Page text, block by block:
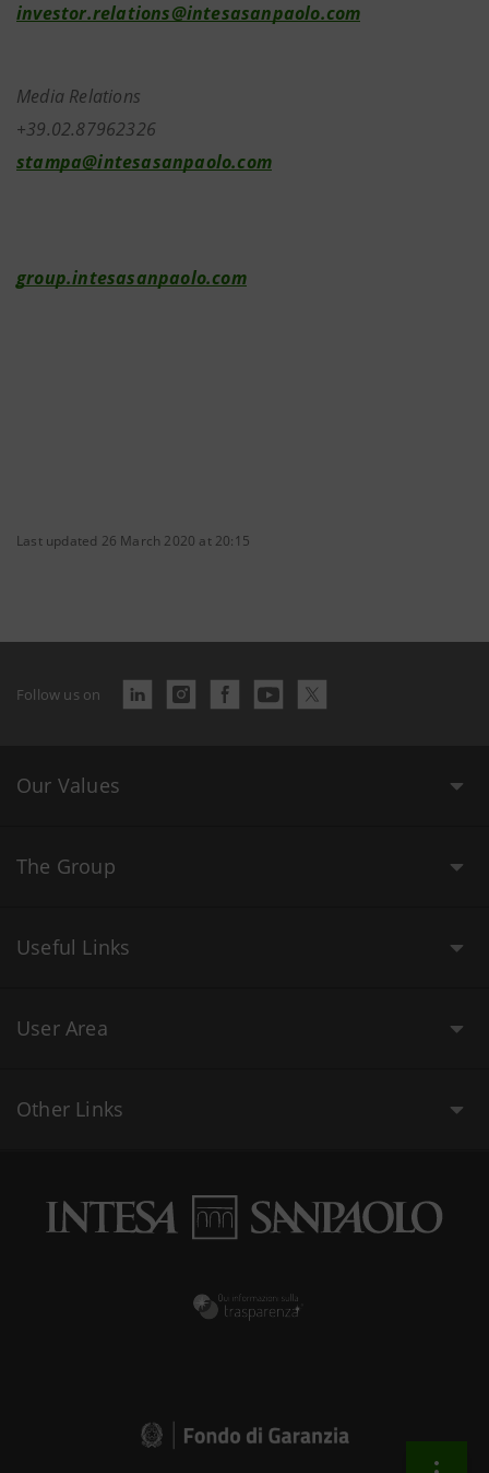
investor.relations@intesasanpaolo.com
Media Relations
+39.02.87962326
stampa@intesasanpaolo.com
group.intesasanpaolo.com
Last updated 26 March 2020 at 20:15
Follow us on
Our Values
The Group
Useful Links
User Area
Other Links